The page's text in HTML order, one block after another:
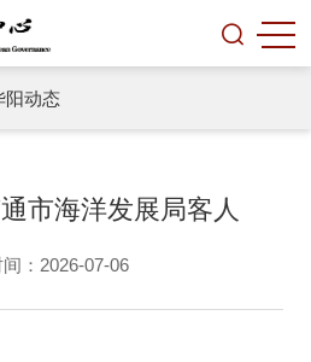
阳动态
市海洋发展局客人
：2026-07-06